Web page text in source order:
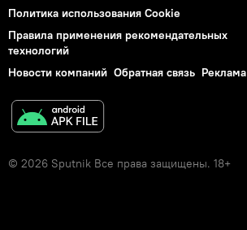
Политика использования Cookie
Правила применения рекомендательных
технологий
Новости компаний Обратная связь Реклама
© 2026 Sputnik Все права защищены. 18+